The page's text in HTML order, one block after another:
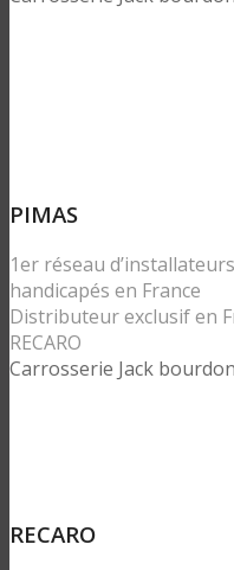
PIMAS
1er réseau
handicapés en France
Distributeur exclusif en
RECARO
Carrosserie Jack
RECARO